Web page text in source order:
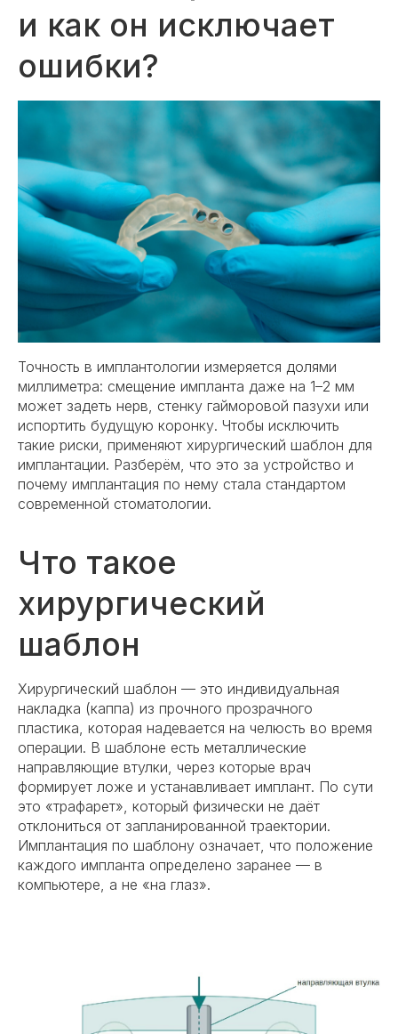
и как он исключает
ошибки?
Точность в имплантологии измеряется долями
миллиметра: смещение импланта даже на 1–2 мм
может задеть нерв, стенку гайморовой пазухи или
испортить будущую коронку. Чтобы исключить
такие риски, применяют хирургический шаблон для
имплантации. Разберём, что это за устройство и
почему имплантация по нему стала стандартом
современной стоматологии.
Что такое
хирургический
шаблон
Хирургический шаблон — это индивидуальная
накладка (каппа) из прочного прозрачного
пластика, которая надевается на челюсть во время
операции. В шаблоне есть металлические
направляющие втулки, через которые врач
формирует ложе и устанавливает имплант. По сути
это «трафарет», который физически не даёт
отклониться от запланированной траектории.
Имплантация по шаблону означает, что положение
каждого импланта определено заранее — в
компьютере, а не «на глаз».